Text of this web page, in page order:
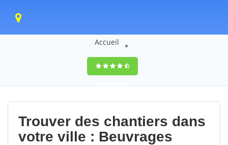
Accueil
9,4(100%)0
votes
Trouver des chantiers dans
votre ville : Beuvrages